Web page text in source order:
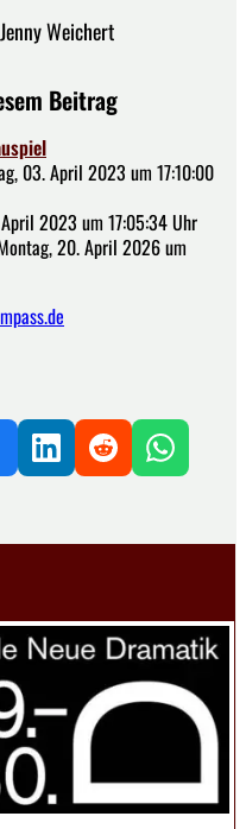
Weichert
Beitrag
03. April 2023 um 17:10:00
2023 um 17:05:34 Uhr
20. April 2026 um